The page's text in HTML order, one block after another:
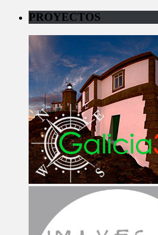
PROYECTOS